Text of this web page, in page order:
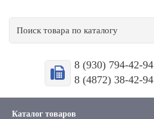
8 (930) 794-42-94
8 (4872) 38-42-94
Каталог товаров